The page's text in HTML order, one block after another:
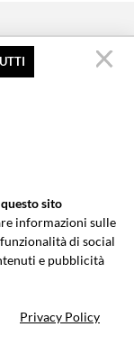
Customer service
20843 | ITALY
sito
informazioni sulle
di social
e pubblicità
Privacy Policy